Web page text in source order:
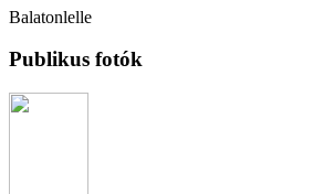
Balatonlelle
Publikus fotók